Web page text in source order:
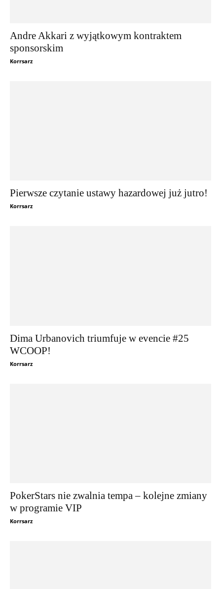
Andre Akkari z wyjątkowym kontraktem
sponsorskim
Korrsarz
Pierwsze czytanie ustawy hazardowej już jutro!
Korrsarz
Dima Urbanovich triumfuje w evencie #25
WCOOP!
Korrsarz
PokerStars nie zwalnia tempa – kolejne zmiany
w programie VIP
Korrsarz